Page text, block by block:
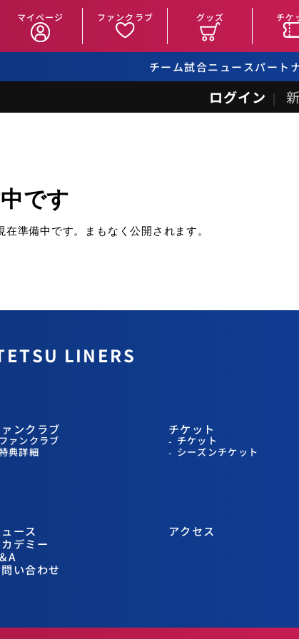
マイページ ファンクラブ グッズ チケ
チーム試合ニュースパート
ログイン
です
準備中です。まもなく公開されます。
LINERS
ァンクラブ
ファンクラブ
典詳細
チケット
チケット
シーズンチケット
ース
デミー
い合わせ
アクセス